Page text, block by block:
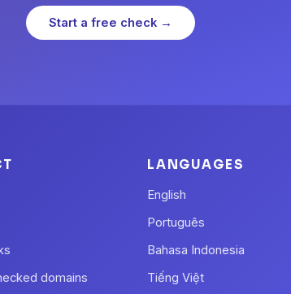
Start a free check →
domains
LANGUAGES
English
Português
Bahasa Indonesia
Tiếng Việt